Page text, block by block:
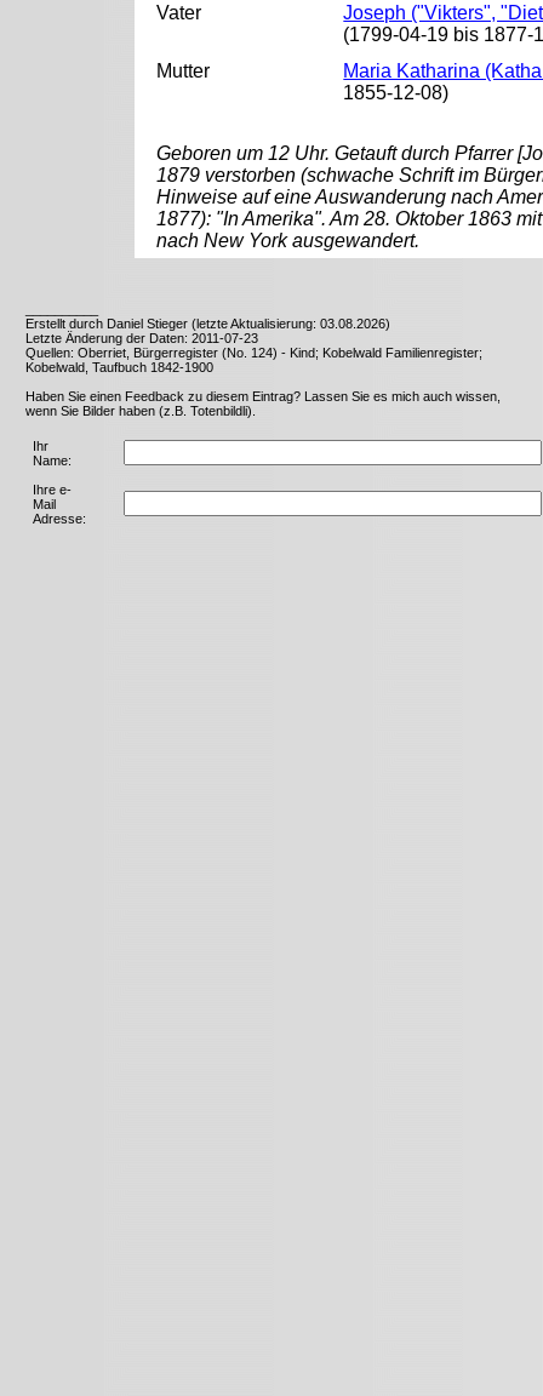
Vater
Joseph ("Vikters",
(1799-04-19 bis 1877-
Mutter
Maria Katharina
1855-12-08)
Geboren um 12 Uhr. Getauft durch Pfarrer
1879 verstorben (schwache Schrift im
Hinweise auf eine Auswanderung nach
1877): "In Amerika". Am 28. Oktober 1863
nach New York ausgewandert.
Erstellt durch Daniel Stieger (letzte Aktualisierung: 03.08.2026)
Letzte Änderung der Daten: 2011-07-23
Quellen: Oberriet, Bürgerregister (No. 124) - Kind; Kobelwald Familienregister;
Kobelwald, Taufbuch 1842-1900
Haben Sie einen Feedback zu diesem Eintrag? Lassen Sie es mich auch wissen,
wenn Sie Bilder haben (z.B. Totenbildli).
Ihr
Name:
Ihre e-
Mail
Adresse: